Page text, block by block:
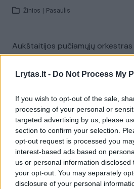
Lrytas.lt - Do Not Process My
If you wish to opt-out of the sale,
processing of your personal or
targeted advertising by us, please
section to confirm your selection.
opt-out request is processed you
interest-based ads based on
us or personal information
your opt-out. You may separately
disclosure of your personal
Žinios Pasaulis
Aukštaitijos pučiamųjų
apgynė čempionų vardą
Žinios | Lietuvos diena
Visi įrašai
Žiūrimiausi